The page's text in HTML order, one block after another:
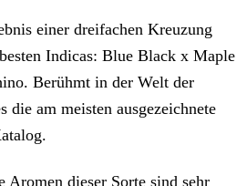
einer dreifachen Kreuzung
Indicas: Blue Black x Maple
Berühmt in der Welt der
die am meisten ausgezeichnete
Aromen dieser Sorte sind sehr